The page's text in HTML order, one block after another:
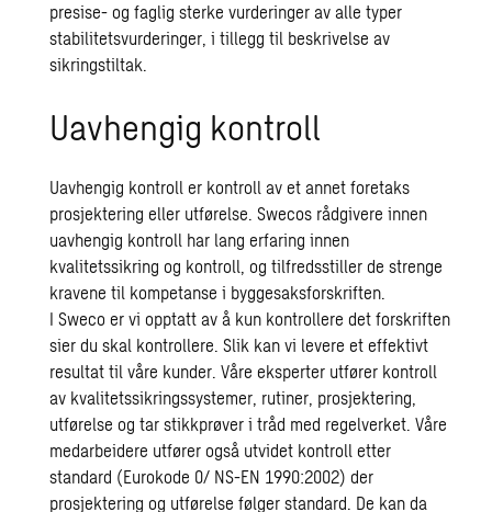
presise- og faglig sterke vurderinger av alle typer
stabilitetsvurderinger, i tillegg til beskrivelse av
sikringstiltak.
Uavhengig kontroll
Uavhengig kontroll er kontroll av et annet foretaks
prosjektering eller utførelse. Swecos rådgivere innen
uavhengig kontroll har lang erfaring innen
kvalitetssikring og kontroll, og tilfredsstiller de strenge
kravene til kompetanse i byggesaksforskriften.
I Sweco er vi opptatt av å kun kontrollere det forskriften
sier du skal kontrollere. Slik kan vi levere et effektivt
resultat til våre kunder. Våre eksperter utfører kontroll
av kvalitetssikringssystemer, rutiner, prosjektering,
utførelse og tar stikkprøver i tråd med regelverket. Våre
medarbeidere utfører også utvidet kontroll etter
standard (Eurokode 0/ NS-EN 1990:2002) der
prosjektering og utførelse følger standard. De kan da